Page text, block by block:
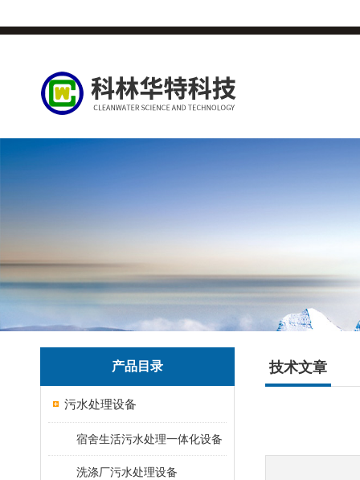
产品目录
污水处理设备
宿舍生活污水处理一体化设备
洗涤厂污水处理设备
技术文章